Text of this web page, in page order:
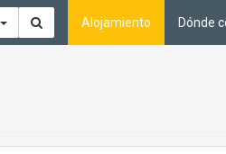
Alojamiento Dónde